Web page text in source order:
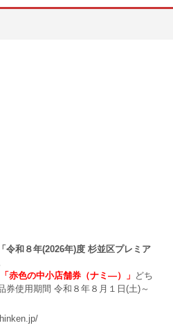
「令和８年(2026年)度 杉並区プレミア
「赤色の中小店舗券（ナミ―）」 どち
券使用期間 令和８年８月１日(土)～